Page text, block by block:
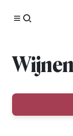
Wijnen